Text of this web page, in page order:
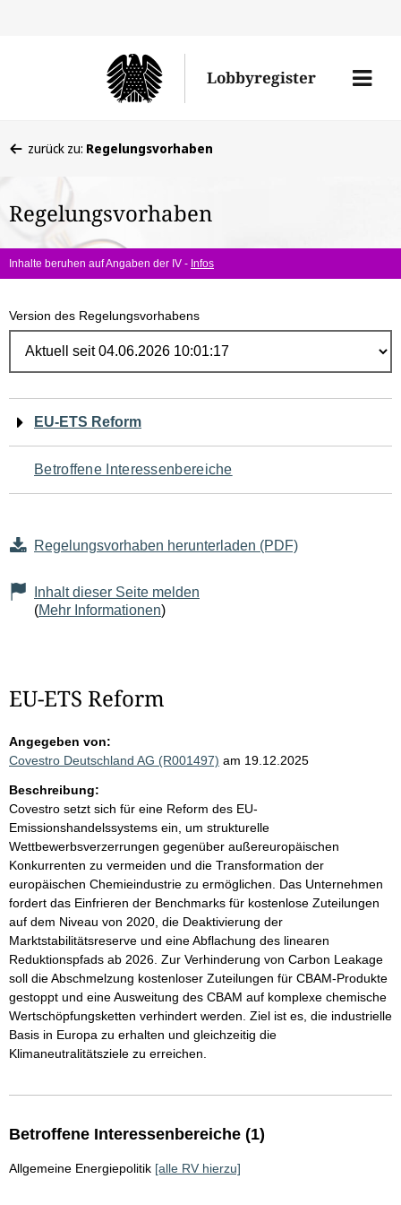
Lobbyregister
Menü
befinden
hier:
zurück zu: Regelungsvorhaben
Regelungsvorhaben
Inhalte beruhen auf Angaben der IV - Infos
Version des Regelungsvorhabens
Navigation
für
den
Seiteninhalt
EU-ETS Reform
Betroffene Interessenbereiche
Regelungsvorhaben herunterladen (PDF)
Inhalt dieser Seite melden
(Mehr Informationen)
EU-ETS Reform
Angegeben von:
Covestro Deutschland AG (R001497) am 19.12.2025
Beschreibung:
Covestro setzt sich für eine Reform des EU-
Emissionshandelssystems ein, um strukturelle
Wettbewerbsverzerrungen gegenüber außereuropäischen
Konkurrenten zu vermeiden und die Transformation der
europäischen Chemieindustrie zu ermöglichen. Das Unternehmen
fordert das Einfrieren der Benchmarks für kostenlose Zuteilungen
auf dem Niveau von 2020, die Deaktivierung der
Marktstabilitätsreserve und eine Abflachung des linearen
Reduktionspfads ab 2026. Zur Verhinderung von Carbon Leakage
soll die Abschmelzung kostenloser Zuteilungen für CBAM-Produkte
gestoppt und eine Ausweitung des CBAM auf komplexe chemische
Wertschöpfungsketten verhindert werden. Ziel ist es, die industrielle
Basis in Europa zu erhalten und gleichzeitig die
Klimaneutralitätsziele zu erreichen.
Betroffene Interessenbereiche (1)
Allgemeine Energiepolitik [alle RV hierzu]